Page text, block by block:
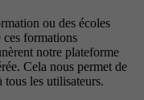
ou des écoles
ces formations
notre plateforme
Cela nous permet de
tous les utilisateurs.